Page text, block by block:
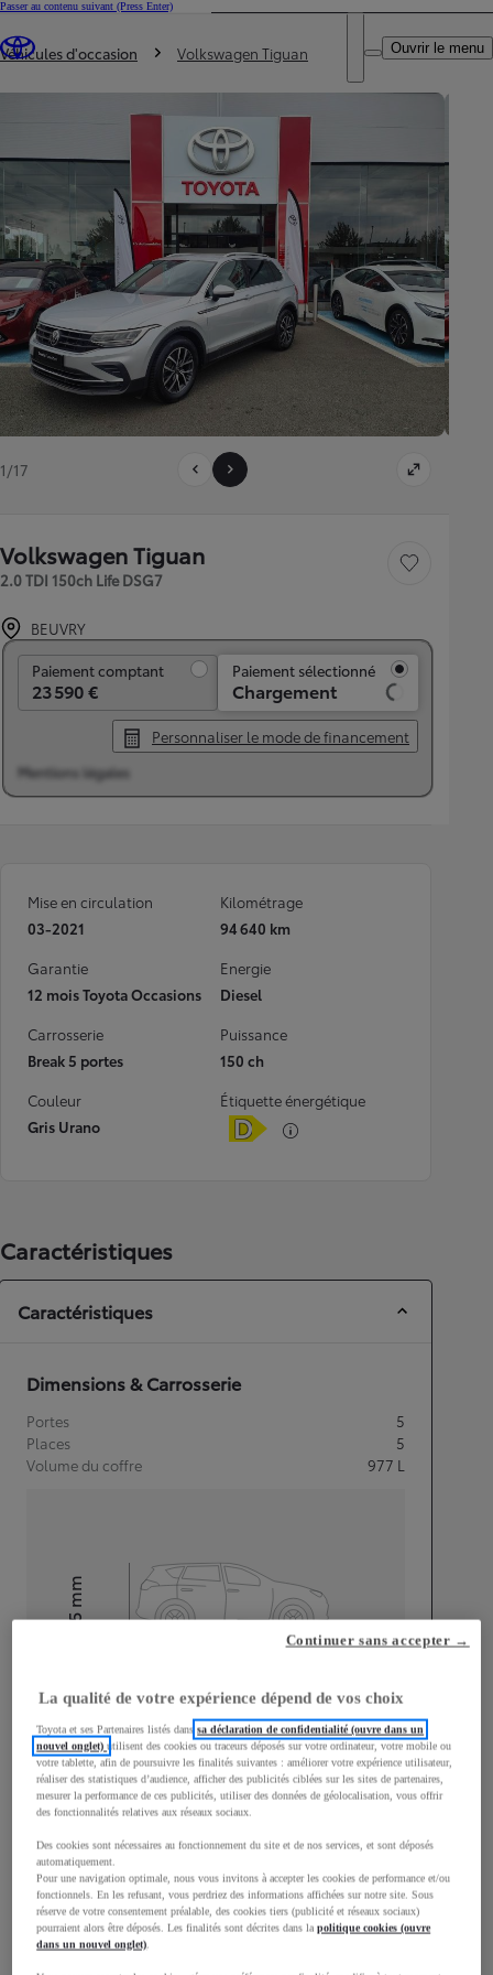
Passer au contenu suivant (Press Enter)
Trouvez un partenaire Toyota
DEALER NAME
Ouvrir le menu
Vous êtes ici
Véhicules d'occasion Volkswagen Tiguan
1/17
Volkswagen Tiguan
2.0 TDI 150ch Life DSG7
Sauvegarder le
BEUVRY
Paiement comptant
23 590 €
Paiement sélectionné
Chargement
Personnaliser le mode de financement
Mentions légales
Mise en circulation
03-2021
Kilométrage
94 640 km
Garantie
12 mois Toyota Occasions
Energie
Diesel
Carrosserie
Break 5 portes
Puissance
150 ch
Couleur
Gris Urano
Étiquette énergétique
Caractéristiques
Caractéristiques
Dimensions & Carrosserie
Portes
5
Places
5
Volume du coffre
977 L
4 511mm
1 675
mm
Largeur
1 839 mm
Consommation mixte
La qualité de votre expérience dépend de vos choix
Toyota et ses Partenaires listés danssa déclaration de confidentialité (ouvre dans un
nouvel onglet)utilisent des cookies ou traceurs déposés sur votre ordinateur, votre mobile ou
votre tablette, afin de poursuivre les finalités suivantes : améliorer votre expérience utilisateur,
réaliser des statistiques d’audience, afficher des publicités ciblées sur les sites de partenaires,
mesurer la performance de ces publicités, utiliser des données de géolocalisation, vous offrir
des fonctionnalités relatives aux réseaux sociaux.
Des cookies sont nécessaires au fonctionnement du site et de nos services, et sont déposés
automatiquement.
Pour une navigation optimale, nous vous invitons à accepter les cookies de performance et/ou
fonctionnels. En les refusant, vous perdriez des informations affichées sur notre site. Sous
réserve de votre consentement préalable, des cookies tiers (publicité et réseaux sociaux)
pourraient alors être déposés. Les finalités sont décrites dans lapolitique cookies (ouvre
dans un nouvel onglet).
Continuer sans accepter →